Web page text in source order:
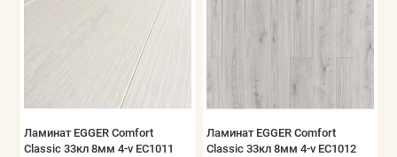
Ламинат EGGER Comfort
Classic 33кл 8мм 4-v EC1011
Ламинат EGGER Comfort
Classic 33кл 8мм 4-v EC1012